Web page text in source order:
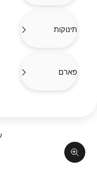
תינוקות
פארם
תקריב